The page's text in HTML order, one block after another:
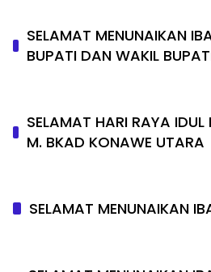
SELAMAT MENUNAIKAN
BUPATI DAN WAKIL
SELAMAT HARI RAYA
M. BKAD KONAWE UTARA
SELAMAT MENUNAIKAN